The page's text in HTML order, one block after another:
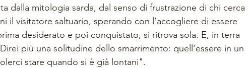
dalla mitologia sarda, dal senso di frustrazione di chi cerca
il visitatore saltuario, sperando con l’accogliere di essere
desiderato e poi conquistato, si ritrova sola. E, in terra
più una solitudine dello smarrimento: quell’essere in un
stare quando si è già lontani".